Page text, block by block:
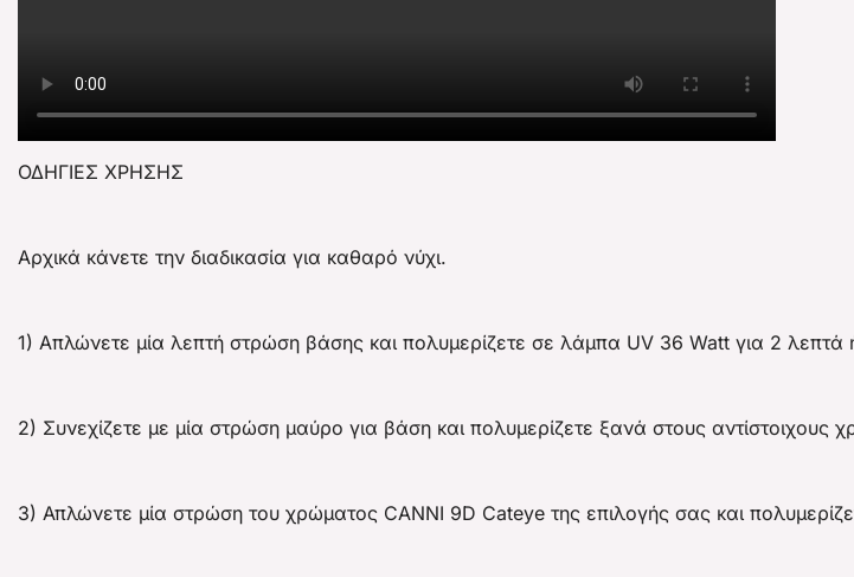
ΟΔΗΓΙΕΣ ΧΡΗΣΗΣ
Αρχικά κάνετε την διαδικασία για καθαρό νύχι.
1) Aπλώνετε μία λεπτή στρώση βάσης και πολυμερίζετε σε λάμπα UV 36 Watt για 2
2) Συνεχίζετε με μία στρώση μαύρο για βάση και πολυμερίζετε ξανά στους
3) Απλώνετε μία στρώση του χρώματος CANNI 9D Cateye της επιλογής σας και